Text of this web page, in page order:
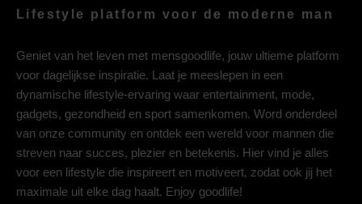
Lifestyle platform voor de moderne man
Geniet van het leven met mensgoodlife, jouw ultieme platform
voor dagelijkse inspiratie. Laat je meeslepen in een
dynamische lifestyle-ervaring waar entertainment, mode,
gadgets, gezondheid en sport samenkomen. Word onderdeel
van onze community en ontdek een wereld voor mannen die
streven naar succes, plezier en betekenis. Hier vind je alles
voor een lifestyle die inspireert en motiveert, zodat ook jij het
maximale uit elke dag haalt. Enjoy goodlife!